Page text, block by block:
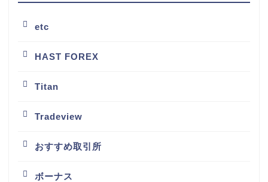
etc
HAST FOREX
Titan
Tradeview
おすすめ取引所
ボーナス